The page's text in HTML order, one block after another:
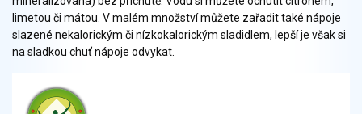
Nápoje nealkoholické
Nápoje alkoholické
Restaurace, jídelny, hotová jídla
Studená kuchyně, lahůdkářské výrobky
limetou či mátou. V malém množství můžete zařadit také nápoje
slazené nekalorickým či nízkokalorickým sladidlem, lepší je však si
na sladkou chuť nápoje odvykat.